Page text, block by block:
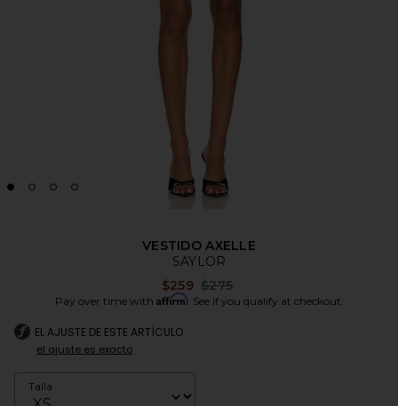
VESTIDO AXELLE
SAYLOR
$259 Previous price:
$275
Pay over time with Affirm. See if you qualify at checkout.
EL AJUSTE DE ESTE ARTÍCULO
el ajuste es exacto
Talla